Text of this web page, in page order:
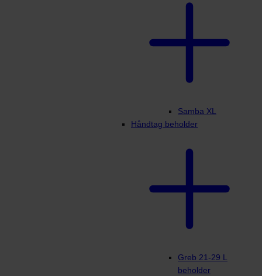
Samba XL
Håndtag beholder
Greb 21-29 L
beholder